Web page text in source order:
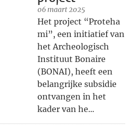
06 maart 2025
Het project “Proteha
mi”, een initiatief van
het Archeologisch
Instituut Bonaire
(BONAI), heeft een
belangrijke subsidie
ontvangen in het
kader van he...